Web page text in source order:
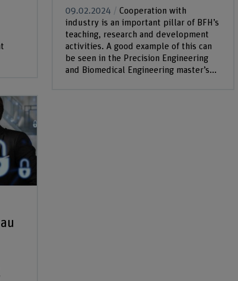
09.02.2024
Cooperation with
industry is an important pillar of BFH’s
teaching, research and development
activities. A good example of this can
be seen in the Precision Engineering
and Biomedical Engineering master’s...